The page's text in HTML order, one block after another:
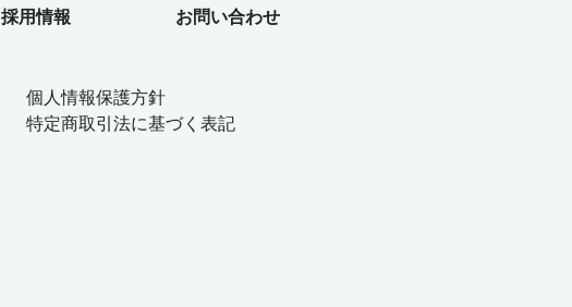
採用情報 お問い合わせ
個人情報保護方針
特定商取引法に基づく表記